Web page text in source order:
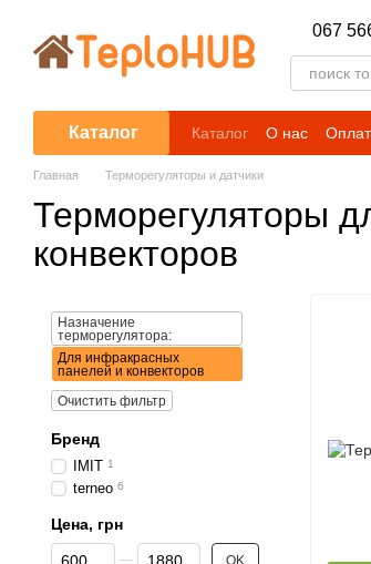
067
Каталог Каталог О нас
Блог
Главная Терморегуляторы и датчики
Терморегуляторы
конвекторов
Назначение
терморегулятора:
Для инфракрасных
панелей и конвекторов
Очистить фильтр
Бренд
IMIT 1
terneo 6
Цена, грн
От Цена, грн
До Цена, грн OK